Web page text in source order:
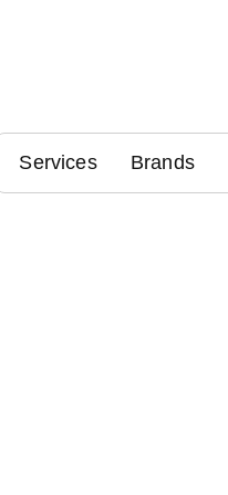
Services Brands